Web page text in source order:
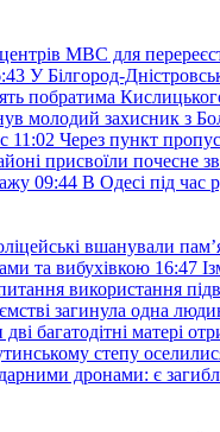
МВС для
У Білгород-
побратима
молодий захисник з
11:02 Через пункт
присвоїли почесне
09:44 В Одесі під час
вшанували
та вибухівкою 16:47
використання
загинула одна
багатодітні матері
степу
дронами: є